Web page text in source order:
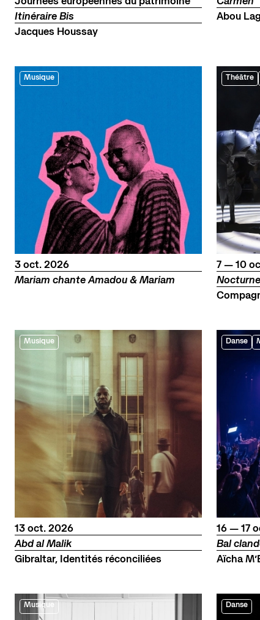
Itinéraire Bis
Jacques Houssay
Abou
Musique
3 octobre
oct. 2026
Mariam chante Amadou & Mariam
Théâtre
du
7 —au
10
Musique
13 octobre
oct. 2026
Abd al Malik
Gibraltar, Identités réconciliées
Danse
du
16 —au
17
Bal
Aïcha
Musique Danse